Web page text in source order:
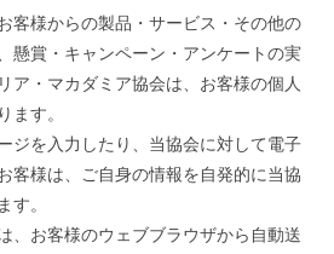
客様からの製品・サービス・その他の
懸賞・キャンペーン・アンケートの実
ア・マカダミア協会は、お客様の個人
ます。
ジを入力したり、当協会に対して電子
客様は、ご自身の情報を自発的に当協
す。
、お客様のウェブブラウザから自動送